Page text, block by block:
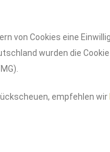
von Cookies eine
wurden die
empfehlen wir